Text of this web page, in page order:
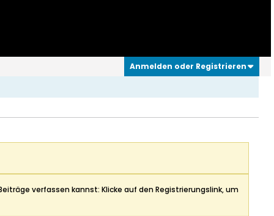
Anmelden oder Registrieren
verfassen kannst: Klicke auf den Registrierungslink, um